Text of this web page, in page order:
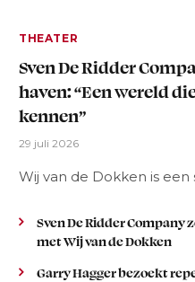
THEATER
Sven De Ridder
haven: “Een wereld
kennen”
29 juli 2026
Wij van de Dokken is een
Sven De Ridder
met Wij van de Dokken
Garry Hagger bezoekt